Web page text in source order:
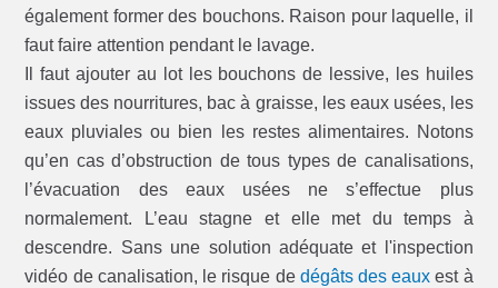
également former des bouchons. Raison pour laquelle, il
faut faire attention pendant le lavage.
Il faut ajouter au lot les bouchons de lessive, les huiles
issues des nourritures, bac à graisse, les eaux usées, les
eaux pluviales ou bien les restes alimentaires. Notons
qu’en cas d’obstruction de tous types de canalisations,
l’évacuation des eaux usées ne s’effectue plus
normalement. L’eau stagne et elle met du temps à
descendre. Sans une solution adéquate et l'inspection
vidéo de canalisation, le risque de dégâts des eaux est à